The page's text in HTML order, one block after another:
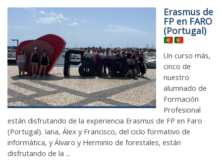
Erasmus de
FP en FARO
(Portugal)
Un curso más,
cinco de
nuestro
alumnado de
Formación
Profesional
están disfrutando de la experiencia Erasmus de FP en Faro
(Portugal). Iana, Álex y Francisco, del ciclo formativo de
informática, y Álvaro y Herminio de forestales, están
disfrutando de la ...